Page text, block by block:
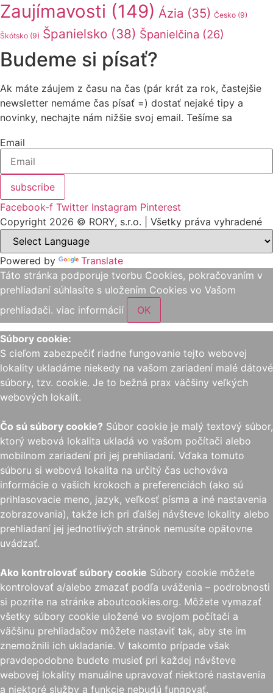
Zaujímavosti (149) Ázia (35) Česko (9)
Škótsko (9) Španielsko (38) Španielčina (26)
Budeme si písať?
Ak máte záujem z času na čas (pár krát za rok, častejšie
newsletter nemáme čas písať =) dostať nejaké tipy a
novinky, nechajte nám nižšie svoj email. Tešíme sa
Email
subscribe
Facebook-f Twitter Instagram Pinterest
Copyright 2026 © RORY, s.r.o. | Všetky práva vyhradené
Powered by
Translate
Táto stránka podporuje tvorbu Cookies, pokračovaním v
prehliadaní súhlasíte s uložením Cookies vo Vašom
prehliadači. viac informácií OK
Súbory cookie:
S cieľom zabezpečiť riadne fungovanie tejto webovej
lokality ukladáme niekedy na vašom zariadení malé dátové
súbory, tzv. cookie. Je to bežná prax väčšiny veľkých
webových lokalít.
Čo sú súbory cookie? Súbor cookie je malý textový súbor,
ktorý webová lokalita ukladá vo vašom počítači alebo
mobilnom zariadení pri jej prehliadaní. Vďaka tomuto
súboru si webová lokalita na určitý čas uchováva
informácie o vašich krokoch a preferenciách (ako sú
prihlasovacie meno, jazyk, veľkosť písma a iné nastavenia
zobrazovania), takže ich pri ďalšej návšteve lokality alebo
prehliadaní jej jednotlivých stránok nemusíte opätovne
uvádzať.
Ako kontrolovať súbory cookie Súbory cookie môžete
kontrolovať a/alebo zmazať podľa uváženia – podrobnosti
si pozrite na stránke aboutcookies.org. Môžete vymazať
všetky súbory cookie uložené vo svojom počítači a
väčšinu prehliadačov môžete nastaviť tak, aby ste im
znemožnili ich ukladanie. V takomto prípade však
pravdepodobne budete musieť pri každej návšteve
webovej lokality manuálne upravovať niektoré nastavenia
a niektoré služby a funkcie nebudú fungovať.